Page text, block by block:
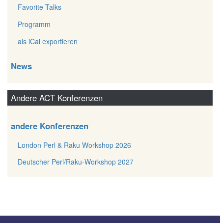
Favorite Talks
Programm
als iCal exportieren
News
Andere ACT Konferenzen
andere Konferenzen
London Perl & Raku Workshop 2026
Deutscher Perl/Raku-Workshop 2027